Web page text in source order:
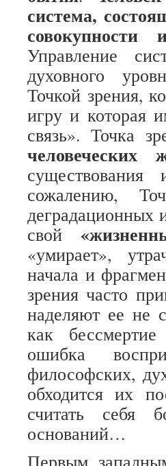
система,
совокупности
Управление
духовного
Точкой зрения,
игру и которая
связь». Точка
человеческих
сожалению,
деградационных
свой
«умирает»,
начала и
зрения часто
наделяют ее не
как
ошибка
философских,
обходится их
считать себя
оснований…
Первым